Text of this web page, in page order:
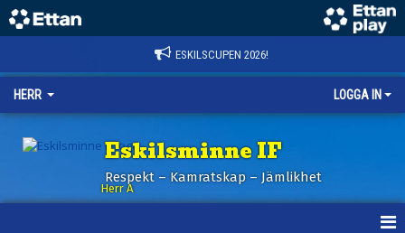
ESKILSCUPEN 2026!
HERR LOGGA IN
Eskilsminne IF
Respekt – Kamratskap – Jämlikhet
Herr A